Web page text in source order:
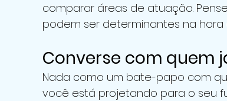
comparar áreas de atuação.
podem ser determinantes na hora
Converse com quem
Nada como um bate-papo com
você está projetando para o seu